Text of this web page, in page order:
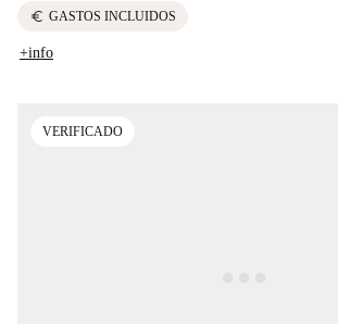
euro GASTOS INCLUIDOS
+info
VERIFICADO